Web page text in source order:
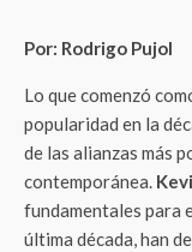
Por: Rodrigo Pujol
Lo que comenzó
popularidad en la
de las alianzas más
contemporánea.
fundamentales para
última década, han